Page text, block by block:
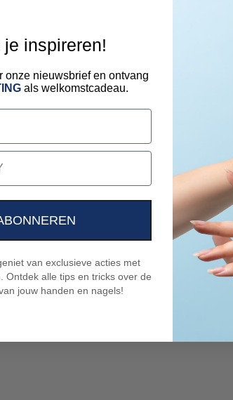
je inspireren!
onze nieuwsbrief en ontvang
als welkomstcadeau.
van exclusieve acties met
Ontdek alle tips en tricks over de
jouw handen en nagels!